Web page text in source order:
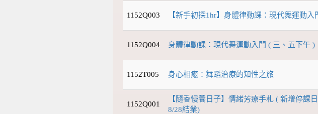
1152Q003 【新手初探1hr】身體律動課：現代舞運動入
1152Q004 身體律動課：現代舞運動入門 ( 三、五下午 )
1152T005 身心相癒：舞蹈治療的知性之旅
1152Q001
【隨香慢養日子】情緒芳療手札 ( 新增停課
8/28結業)